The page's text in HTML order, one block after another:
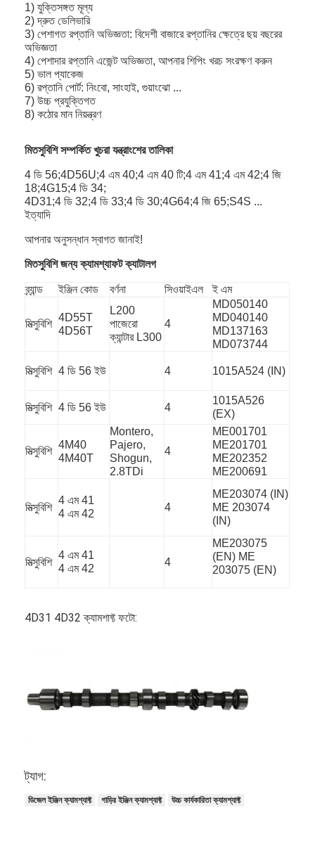
আমাদের সম্বন্ধে
গুণমান নিয়ন্ত্রণ
সম্পূর্ণ সিলিন্ডার হেড
ইঞ্জিন সিলিন্ডার মাথা
1) যুক্তিসঙ্গত মূল্য
2) দ্রুত ডেলিভারি
3) পেশাগত রপ্তানি অভিজ্ঞতা: বিদেশী বাজারে রপ্তানির ক্ষেত্রে ছয় বছরের
অভিজ্ঞতা
4) পেশাদার রপ্তানি এজেন্ট অভিজ্ঞতা, আপনার শিপিং খরচ সংরক্ষণ করুন
5) ভাল প্যাকেজ
6) রপ্তানি পোর্ট: নিংবো, সাংহাই, গুয়াংঝো ...
7) উচ্চ প্রযুক্তিগত
8) কঠোর মান নিয়ন্ত্রণ
মিতসুবিশি সম্পর্কিত খুচরা যন্ত্রাংশের তালিকা
4 ডি 56;4D56U;4 এম 40;4 এম 40 টি;4 এম 41;4 এম 42;4 জি
18;4G15;4 ডি 34;
4D31;4 ডি 32;4 ডি 33;4 ডি 30;4G64;4 জি 65;S4S ...
ইত্যাদি
আপনার অনুসন্ধান স্বাগত জানাই!
মিতসুবিশি জন্য ক্যামশ্যাফট ক্যাটালগ
ব্র্যান্ড ইঞ্জিন কোড বর্ণনা সিওয়াইএল ই এম
মিত্সুবিশি
4D55T
4D56T
L200
পাজেরো
ক্যান্টার L300
4
MD050140
MD040140
MD137163
MD073744
মিত্সুবিশি 4 ডি 56 ইউ 4 1015A524 (IN)
মিত্সুবিশি 4 ডি 56 ইউ 4
1015A526
(EX)
মিত্সুবিশি
4M40
4M40T
Montero,
Pajero,
Shogun,
2.8TDi
4
ME001701
ME201701
ME202352
ME200691
মিত্সুবিশি
4 এম 41
4 এম 42
4
ME203074 (IN)
ME 203074
(IN)
মিত্সুবিশি
4 এম 41
4 এম 42
4
ME203075
(EN) ME
203075 (EN)
4D31 4D32 ক্যামশাফ্ট ফটো:
ট্যাগ:
ডিজেল ইঞ্জিন ক্যামশ্যাফ্ট গাড়ির ইঞ্জিন ক্যামশ্যাফ্ট উচ্চ কার্যকারিতা ক্যামশ্যাফ্ট